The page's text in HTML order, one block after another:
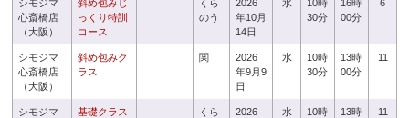
シモジマ
心斎橋店
（大阪）
斜め包みじ
っくり特訓
コース
くら
のう
2026
年10月
14日
水
10時
30分
16時
00分
6
シモジマ
心斎橋店
（大阪）
斜め包みク
ラス
関
2026
年9月9
日
水
10時
30分
13時
00分
11
シモジマ
基礎クラス
くら
2026
水
10時
13時
11